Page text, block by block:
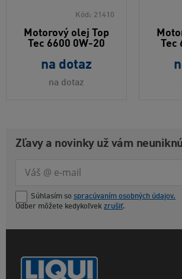
Kód: 21410
Motorový olej Top
Tec 6600 0W-20
na dotaz
na dotaz
Tec
Zľavy a novinky už vám neuniknú
Súhlasím so spracúvaním osobných údajov.
Odber môžete kedykoľvek zrušiť.